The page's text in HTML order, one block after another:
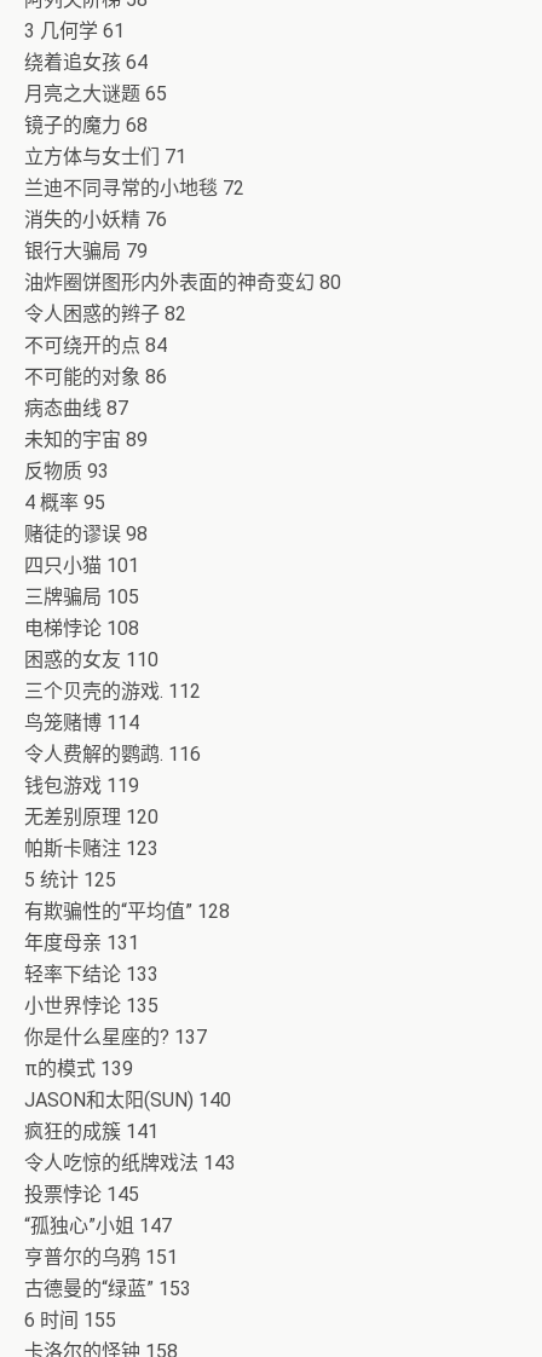
3 几何学 61
绕着追女孩 64
月亮之大谜题 65
镜子的魔力 68
立方体与女士们 71
兰迪不同寻常的小地毯 72
消失的小妖精 76
银行大骗局 79
油炸圈饼图形内外表面的神奇变幻 80
令人困惑的辫子 82
不可绕开的点 84
不可能的对象 86
病态曲线 87
未知的宇宙 89
反物质 93
4 概率 95
赌徒的谬误 98
四只小猫 101
三牌骗局 105
电梯悖论 108
困惑的女友 110
三个贝壳的游戏. 112
鸟笼赌博 114
令人费解的鹦鹉. 116
钱包游戏 119
无差别原理 120
帕斯卡赌注 123
5 统计 125
有欺骗性的“平均值” 128
年度母亲 131
轻率下结论 133
小世界悖论 135
你是什么星座的? 137
π的模式 139
JASON和太阳(SUN) 140
疯狂的成簇 141
令人吃惊的纸牌戏法 143
投票悖论 145
“孤独心”小姐 147
亨普尔的乌鸦 151
古德曼的“绿蓝” 153
6 时间 155
卡洛尔的怪钟 158